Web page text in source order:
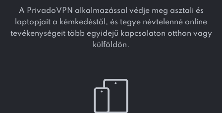
A PrivadoVPN alkalmazással védje meg asztali és
laptopjait a kémkedéstől, és tegye névtelenné online
tevékenységeit több egyidejű kapcsolaton otthon vagy
külföldön.